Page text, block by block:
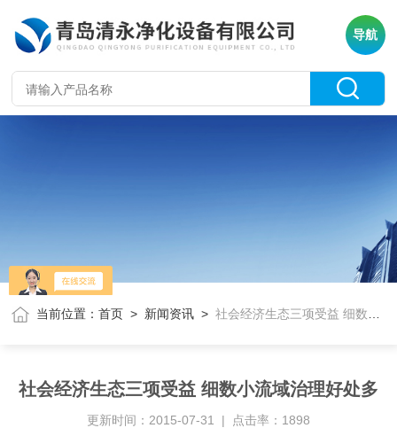
导航
当前位置：首页 > 新闻资讯 >社会经济生态三项受益 细数小流域治理好处多
社会经济生态三项受益 细数小流域治理好处多
更新时间：2015-07-31 | 点击率：1898